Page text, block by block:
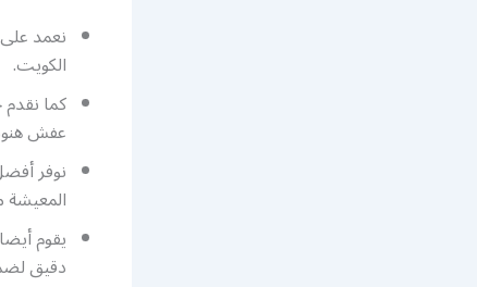
نعمد
الكويت.
كما
عفش
نوفر
يقوم
دقيق